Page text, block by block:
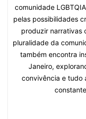
comunidade
pelas possibilidades
produzir narrativas
pluralidade da
também encontra
Janeiro,
convivência e tudo